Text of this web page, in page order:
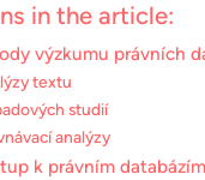
in the article:
výzkumu právních
textu
studií
analýzy
k právním